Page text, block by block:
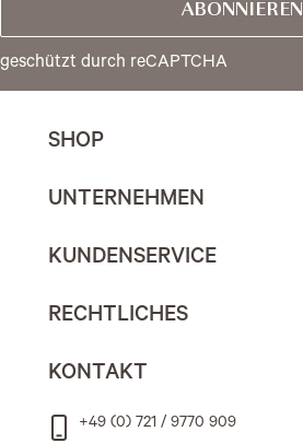
ABONNIEREN
geschützt durch reCAPTCHA
SHOP
UNTERNEHMEN
KUNDENSERVICE
RECHTLICHES
KONTAKT
+49 (0) 721 / 9770 909